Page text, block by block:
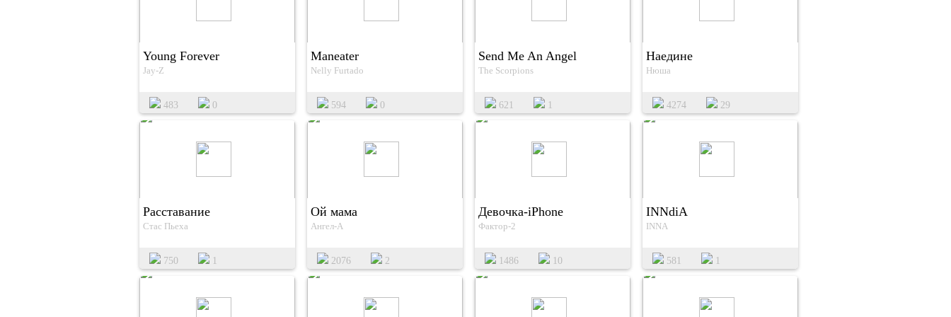
Young Forever
Jay-Z
483 0
Maneater
Nelly Furtado
594 0
Send Me An Angel
The Scorpions
621 1
Наедине
Нюша
4274 29
Расставание
Стас Пьеха
750 1
Ой мама
Ангел-А
2076 2
Девочка-iPhone
Фактор-2
1486 10
INNdiA
INNA
581 1